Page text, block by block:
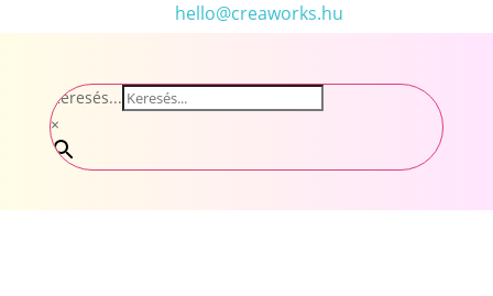
hello@creaworks.hu
Keresés...
×